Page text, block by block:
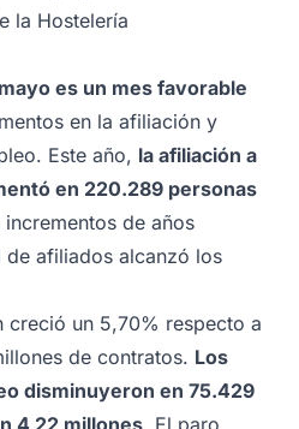
la Hostelería
mayo es un mes favorable
en la afiliación y
Este año, la afiliación a
en 220.289 personas
de años
afiliados alcanzó los
creció un 5,70% respecto a
de contratos. Los
disminuyeron en 75.429
4,22 millones . El paro